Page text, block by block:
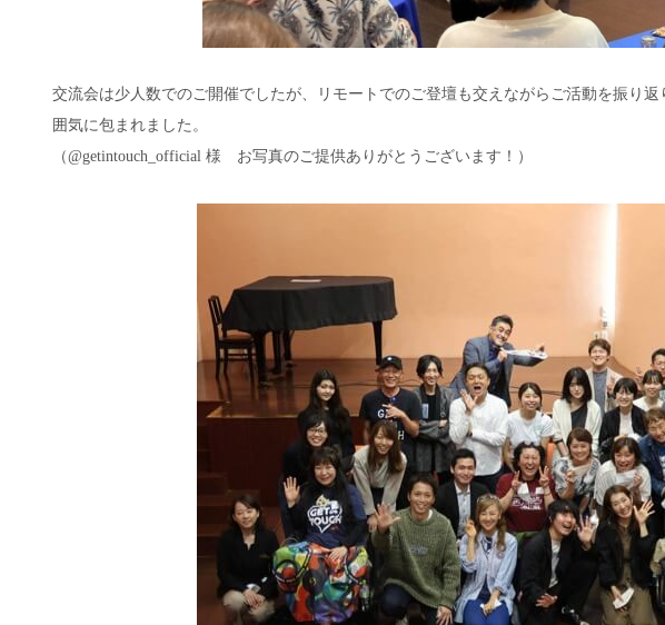
交流会は少人数でのご開催でしたが、リモートでのご登壇も交えながらご活動を振り
囲気に包まれました。
（@getintouch_official 様 お写真のご提供ありがとうございます！）